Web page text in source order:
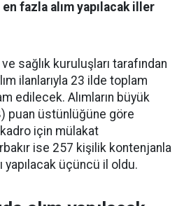
fazla alım yapılacak iller
sağlık kuruluşları tarafından
ilanlarıyla 23 ilde toplam
edilecek. Alımların büyük
puan üstünlüğüne göre
için mülakat
ise 257 kişilik kontenjanla
yapılacak üçüncü il oldu.